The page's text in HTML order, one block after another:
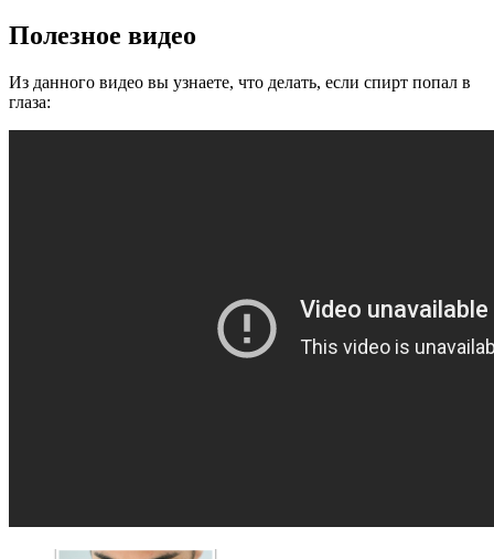
Полезное видео
Из данного видео вы узнаете, что делать, если спирт попал в
глаза: